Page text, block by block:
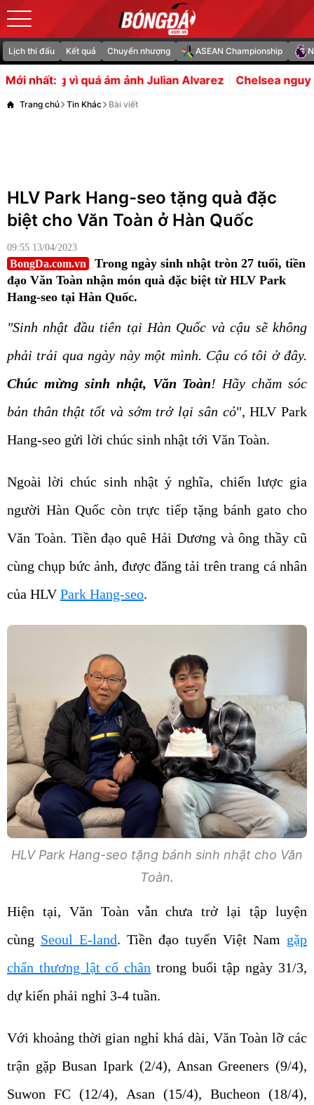
Lịch thi đấu Kết quả Chuyển nhượng ASEAN Championship
Mới nhất:
ảnh Julian Alvarez Chelsea nguy cơ mất Neto vì hiệu
Trang chủ Tin Khác Bài viết
biệt cho Văn Toàn ở Hàn Quốc
09:55 13/04/2023
đạo Văn Toàn nhận món quà đặc biệt từ HLV Park
Hang-seo tại Hàn Quốc.
"Sinh nhật đầu tiên tại Hàn Quốc và cậu sẽ không
phải trải qua ngày này một mình. Cậu có tôi ở đây.
Chúc mừng sinh nhật, Văn Toàn! Hãy chăm sóc
bản thân thật tốt và sớm trở lại sân cỏ", HLV Park
Hang-seo gửi lời chúc sinh nhật tới Văn Toàn.
người Hàn Quốc còn trực tiếp tặng bánh gato cho
Văn Toàn. Tiền đạo quê Hải Dương và ông thầy cũ
cùng chụp bức ảnh, được đăng tải trên trang cá nhân
của HLVPark Hang-seo.
HLV Park Hang-seo tặng bánh sinh nhật cho Văn
Toàn.
Hiện tại, Văn Toàn vẫn chưa trở lại tập luyện
cùng Seoul E-land. Tiền đạo tuyển Việt Namgặp
chấn thương lật cổ chântrong buổi tập ngày 31/3,
dự kiến phải nghỉ 3-4 tuần.
trận gặp Busan Ipark (2/4), Ansan Greeners (9/4),
Suwon FC (12/4), Asan (15/4), Bucheon (18/4),
Sanju Sangmu (22/4) và Seongnam (30/4).